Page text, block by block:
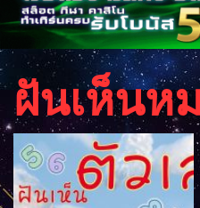
ฝันเห็นห